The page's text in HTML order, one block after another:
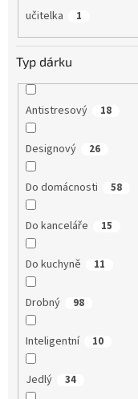
učitelka 1
Typ dárku
Antistresový 18
Designový 26
Do domácnosti 58
Do kanceláře 15
Do kuchyně 11
Drobný 98
Inteligentní 10
Jedlý 34